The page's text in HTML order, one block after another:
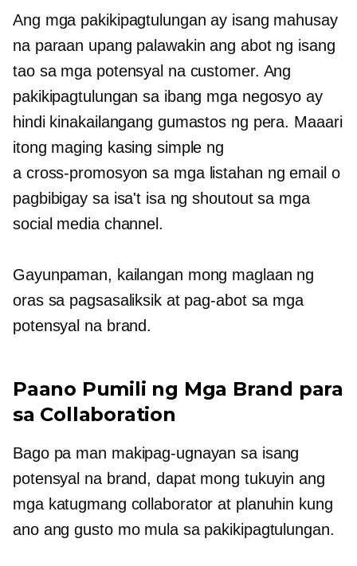
Ang mga pakikipagtulungan ay isang mahusay
na paraan upang palawakin ang abot ng isang
tao sa mga potensyal na customer. Ang
pakikipagtulungan sa ibang mga negosyo ay
hindi kinakailangang gumastos ng pera. Maaari
itong maging kasing simple ng
a cross-promosyon sa mga listahan ng email o
pagbibigay sa isa't isa ng shoutout sa mga
social media channel.
Gayunpaman, kailangan mong maglaan ng
oras sa pagsasaliksik at pag-abot sa mga
potensyal na brand.
Paano Pumili ng Mga Brand para
sa Collaboration
Bago pa man makipag-ugnayan sa isang
potensyal na brand, dapat mong tukuyin ang
mga katugmang collaborator at planuhin kung
ano ang gusto mo mula sa pakikipagtulungan.